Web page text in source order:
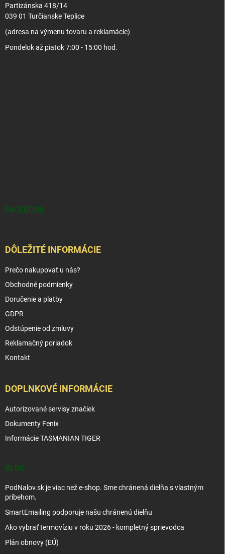
Partizánska 418/14
039 01 Turčianske Teplice
(adresa na výmenu tovaru a reklamácie)
Pondelok až piatok 7:00 - 15:00 hod.
FACEBOOK
DÔLEŽITÉ INFORMÁCIE
Prečo nakupovať u nás?
Obchodné podmienky
Doručenie a platby
GDPR
Odstúpenie od zmluvy
Reklamačný poriadok
Kontakt
DOPLNKOVÉ INFORMÁCIE
Autorizované servisy značiek
Dokumenty Fenix
Informácie TASMANIAN TIGER
BLOG
PodNalov.sk je viac než e-shop. Sme chránená dielňa s vlastným
príbehom.
SmartEmailing podporuje našu chránenú dielňu
Ako vybrať termovíziu v roku 2026 - kompletný sprievodca
Plán obnovy (EÚ)